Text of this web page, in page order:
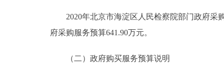
2020年北京市海淀区人民检察院部门政府采购
府采购服务预算641.90万元。
（二）政府购买服务预算说明